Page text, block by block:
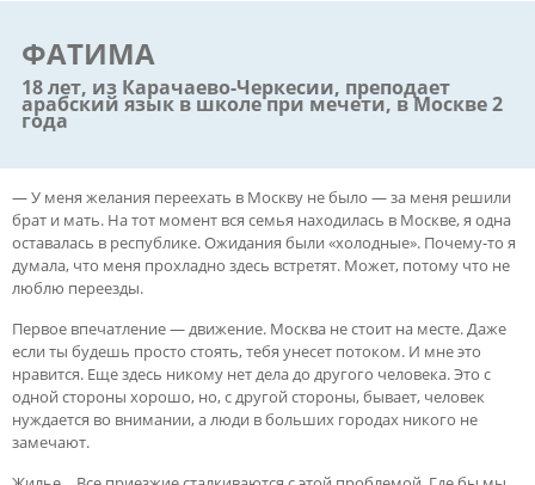
ФАТИМА
18 лет, из Карачаево-Черкесии, преподает
арабский язык в школе при мечети, в Москве 2
года
— У меня желания переехать в Москву не было — за меня решили
брат и мать. На тот момент вся семья находилась в Москве, я одна
оставалась в республике. Ожидания были «холодные». Почему-то я
думала, что меня прохладно здесь встретят. Может, потому что не
люблю переезды.
Первое впечатление — движение. Москва не стоит на месте. Даже
если ты будешь просто стоять, тебя унесет потоком. И мне это
нравится. Еще здесь никому нет дела до другого человека. Это с
одной стороны хорошо, но, с другой стороны, бывает, человек
нуждается во внимании, а люди в больших городах никого не
замечают.